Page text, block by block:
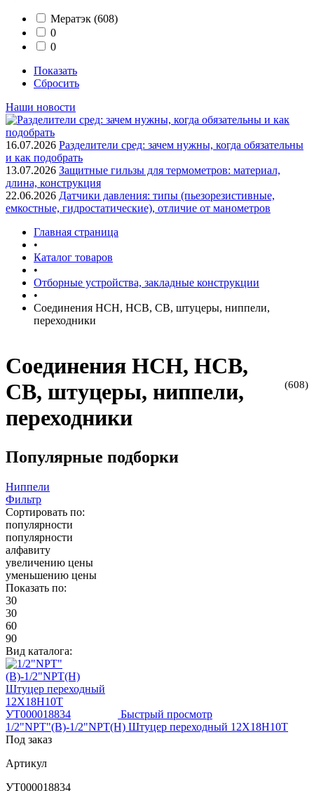
Мератэк (608)
0
0
Показать
Сбросить
Наши новости
16.07.2026 Разделители сред: зачем нужны, когда обязательны
и как подобрать
13.07.2026 Защитные гильзы для термометров: материал,
длина, конструкция
22.06.2026 Датчики давления: типы (пьезорезистивные,
емкостные, гидростатические), отличие от манометров
Главная страница
•
Каталог товаров
•
Отборные устройства, закладные конструкции
•
Соединения НСН, НСВ, СВ, штуцеры, ниппели,
переходники
Соединения НСН, НСВ,
СВ, штуцеры, ниппели,
переходники
(608)
Популярные подборки
Ниппели
Фильтр
Сортировать по:
популярности
популярности
алфавиту
увеличению цены
уменьшению цены
Показать по:
30
30
60
90
Вид каталога:
Быстрый просмотр
1/2"NPT"(В)-1/2"NPT(Н) Штуцер переходный 12Х18Н10Т
Под заказ
Артикул
УТ000018834